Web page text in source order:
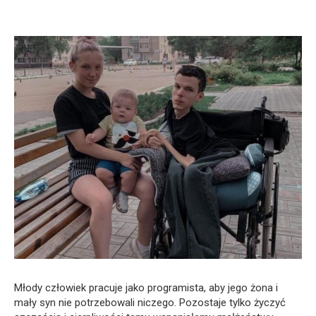
Młody człowiek pracuje jako programista, aby jego żona i
mały syn nie potrzebowali niczego. Pozostaje tylko życzyć